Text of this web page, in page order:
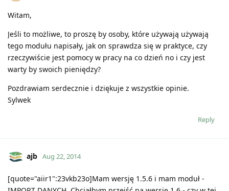
Witam,
Jeśli to możliwe, to proszę by osoby, które używają używają
tego modułu napisały, jak on sprawdza się w praktyce, czy
rzeczywiście jest pomocy w pracy na co dzień no i czy jest
warty by swoich pieniędzy?
Pozdrawiam serdecznie i dziękuje z wszystkie opinie.
Sylwek
Reply
ajb Aug 22, 2014
[quote="aiir1":23vkb23o]Mam wersję 1.5.6 i mam moduł -